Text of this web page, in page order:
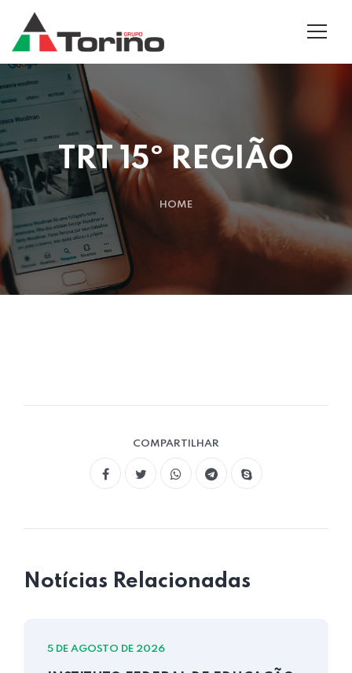
TRT 15º REGIÃO
HOME
COMPARTILHAR
Notícias Relacionadas
5 DE AGOSTO DE 2026